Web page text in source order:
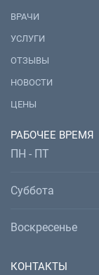
ВРАЧИ
УСЛУГИ
ОТЗЫВЫ
НОВОСТИ
ЦЕНЫ
РАБОЧЕЕ ВРЕМЯ
ПН - ПТ
Суббота
Воскресенье
КОНТАКТЫ